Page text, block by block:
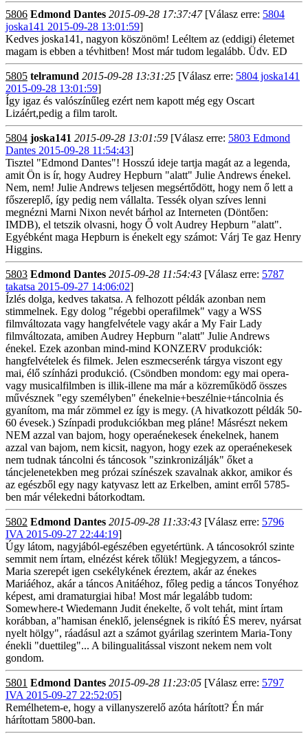
5806 Edmond Dantes 2015-09-28 17:37:47[Válasz erre: 5804
joska141 2015-09-28 13:01:59]
Kedves joska141, nagyon köszönöm! Leéltem az (eddigi) életemet
magam is ebben a tévhitben! Most már tudom legalább. Üdv. ED
5805 telramund 2015-09-28 13:31:25 [Válasz erre: 5804 joska141
2015-09-28 13:01:59]
Így igaz és valószínűleg ezért nem kapott még egy Oscart
Lizáért,pedig a film tarolt.
5804 joska141 2015-09-28 13:01:59 [Válasz erre: 5803 Edmond
Dantes 2015-09-28 11:54:43]
Tisztel "Edmond Dantes"! Hosszú ideje tartja magát az a legenda,
amit Ön is ír, hogy Audrey Hepburn "alatt" Julie Andrews énekel.
Nem, nem! Julie Andrews teljesen megsértődött, hogy nem ő lett a
főszereplő, így pedig nem vállalta. Tessék olyan szíves lenni
megnézni Marni Nixon nevét bárhol az Interneten (Döntően:
IMDB), el tetszik olvasni, hogy Ő volt Audrey Hepburn "alatt".
Egyébként maga Hepburn is énekelt egy számot: Várj Te gaz Henry
Higgins.
5803 Edmond Dantes 2015-09-28 11:54:43 [Válasz erre: 5787
takatsa 2015-09-27 14:06:02]
Ízlés dolga, kedves takatsa. A felhozott példák azonban nem
stimmelnek. Egy dolog "régebbi operafilmek" vagy a WSS
filmváltozata vagy hangfelvétele vagy akár a My Fair Lady
filmváltozata, amiben Audrey Hepburn "alatt" Julie Andrews
énekel. Ezek azonban mind-mind KONZERV produkciók:
hangfelvételek és filmek. Jelen eszmecserénk tárgya viszont egy
mai, élő színházi produkció. (Csöndben mondom: egy mai opera-
vagy musicalfilmben is illik-illene ma már a közreműködő összes
művésznek "egy személyben" énekelnie+beszélnie+táncolnia és
gyanítom, ma már zömmel ez így is megy. (A hivatkozott példák 50-
60 évesek.) Színpadi produkciókban meg pláne! Másrészt nekem
NEM azzal van bajom, hogy operaénekesek énekelnek, hanem
azzal van bajom, nem kicsit, nagyon, hogy ezek az operaénekesek
nem tudnak táncolni és táncosok "szinkronizálják" őket a
táncjelenetekben meg prózai színészek szavalnak akkor, amikor és
az egészből egy nagy katyvasz lett az Erkelben, amint erről 5785-
ben már vélekedni bátorkodtam.
5802 Edmond Dantes 2015-09-28 11:33:43 [Válasz erre: 5796
IVA 2015-09-27 22:44:19]
Úgy látom, nagyjából-egészében egyetértünk. A táncosokról szinte
semmit nem írtam, elnézést kérek tőlük! Megjegyzem, a táncos-
Maria szerepét igen csekélykének éreztem, akár az énekes
Mariáéhoz, akár a táncos Anitáéhoz, főleg pedig a táncos Tonyéhoz
képest, ami dramaturgiai hiba! Most már legalább tudom:
Somewhere-t Wiedemann Judit énekelte, ő volt tehát, mint írtam
korábban, a"hamisan éneklő, jelenségnek is rikító ÉS merev, nyársat
nyelt hölgy", ráadásul azt a számot gyárilag szerintem Maria-Tony
énekli "duettileg"... A bilingualitással viszont nekem nem volt
gondom.
5801 Edmond Dantes 2015-09-28 11:23:05 [Válasz erre: 5797
IVA 2015-09-27 22:52:05]
Remélhetem-e, hogy a villanyszerelő azóta hárított? Én már
hárítottam 5800-ban.